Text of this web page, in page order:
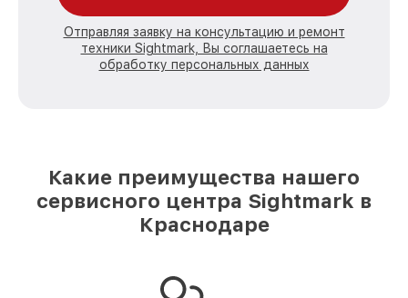
Отправляя заявку на консультацию и ремонт
техники Sightmark, Вы соглашаетесь на
обработку персональных данных
Какие преимущества нашего
сервисного центра Sightmark в
Краснодаре